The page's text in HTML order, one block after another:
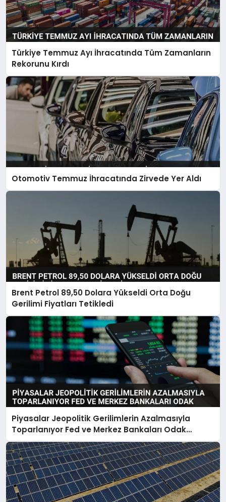
Türkiye Temmuz Ayı İhracatında Tüm Zamanların
Rekorunu Kırdı
Otomotiv Temmuz İhracatında Zirvede Yer Aldı
Brent Petrol 89,50 Dolara Yükseldi Orta Doğu
Gerilimi Fiyatları Tetikledi
Piyasalar Jeopolitik Gerilimlerin Azalmasıyla
Toparlanıyor Fed ve Merkez Bankaları Odak
Noktası